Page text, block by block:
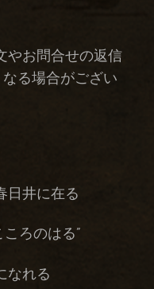
やお問合せの返信
る場合がござい
日井に在る
ろのはる”
なれる